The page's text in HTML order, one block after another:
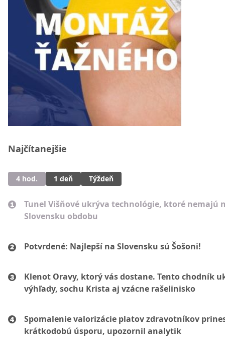
Najčítanejšie
4 hod. 1 deň Týždeň
Tunel Višňové ukrýva technológie, ktoré nemajú
Slovensku obdobu
Potvrdené: Najlepší na Slovensku sú Šošoni!
Klenot Oravy, ktorý vás dostane. Tento chodník
výhľady, sochu Krista aj vzácne rašelinisko
Spomalenie valorizácie platov zdravotníkov
krátkodobú úsporu, upozornil analytik